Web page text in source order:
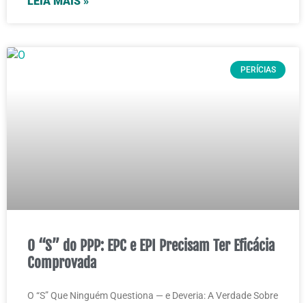
PERÍCIAS
O “S” do PPP: EPC e EPI Precisam Ter Eficácia
Comprovada
O “S” Que Ninguém Questiona — e Deveria: A Verdade Sobre